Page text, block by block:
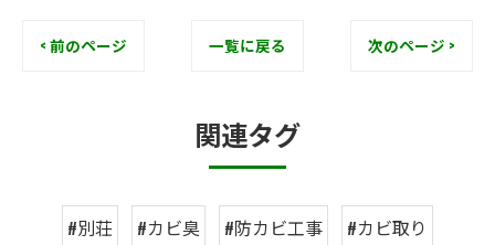
< 前のページ 一覧に戻る 次のページ >
関連タグ
#別荘 #カビ臭 #防カビ工事 #カビ取り